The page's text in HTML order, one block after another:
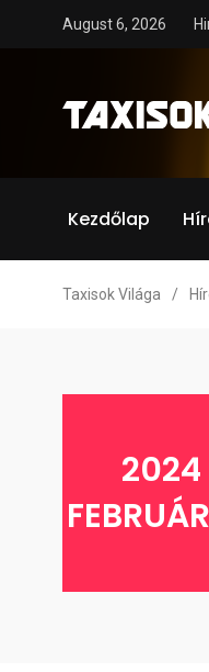
August 6, 2026
Kezdőlap
Taxisok Világa /
2024